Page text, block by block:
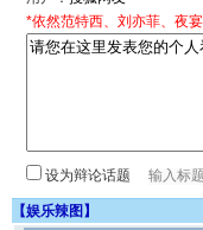
*依然范特西、刘亦菲、夜
设为辩论话题
【娱乐辣图 】